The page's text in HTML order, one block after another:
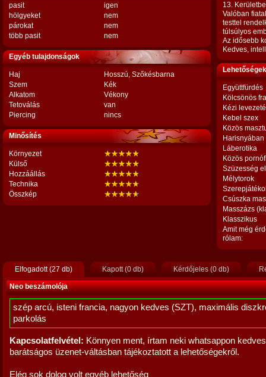
pasit
igen
hölgyeket
nem
párokat
nem
több pasit
nem
Egyéb tulajdonságok
Haj
Hosszú, Szőkésbarna
Szem
Kék
Alkatom
Vékony
Tetoválás
van
Piercing
nincs
Minősítés
Környezet
Külső
Hozzáállás
Technika
Összkép
13.
Valóban
testtel
túlsúlyos
Az idősebb
Kedves,
Együttfürdés
Kölcsönös
Kézi
Kebel szex
Közös
Harisnyában
Láberotika
Közös
Szüzesség
Mélytorok
Csúszka
Masszázs
Klasszikus
Amit még
rólam:
Elfogadott (27 db) Kapott (0 db) Kérdőjeles (0 db)
Neo beszámolója
szép arcú, isteni francia, nagyon kedves (SZT), maximális
parkolás
Kapcsolatfelvétel: Könnyen ment, írtam neki whatsappon
barátságos üzenet-váltásban tájékoztatott a lehetőségekről.
Elég sok dolog volt egyéb lehetőség